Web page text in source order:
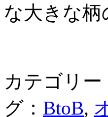
な大きな
カテゴリー
グ： BtoB,